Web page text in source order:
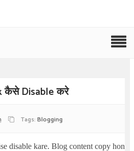
कैसे Disable करे
Tags: Blogging
disable kare. Blog content copy hone